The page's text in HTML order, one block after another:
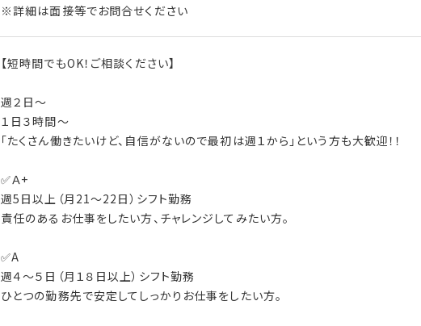
※詳細は面接等でお問合せください
【短時間でもOK！ご相談ください】
週２日～
１日３時間～
「たくさん働きたいけど、自信がないので最初は週１から」という方も大歓迎！！
✅Ａ+
週5日以上（月21～22日）シフト勤務
責任のあるお仕事をしたい方、チャレンジしてみたい方。
✅A
週４～５日（月１８日以上）シフト勤務
ひとつの勤務先で安定してしっかりお仕事をしたい方。